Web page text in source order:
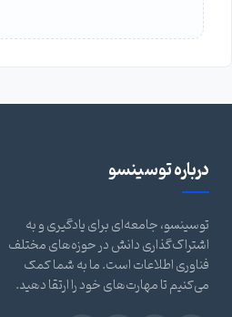
درباره توسینسو
توسینسو، جامعه‌ای برای یادگیری و به
اشتراک‌گذاری دانش در حوزه‌های مختلف
فناوری اطلاعات است. ما به شما کمک
می‌کنیم تا مهارت‌های خود را ارتقا دهید.